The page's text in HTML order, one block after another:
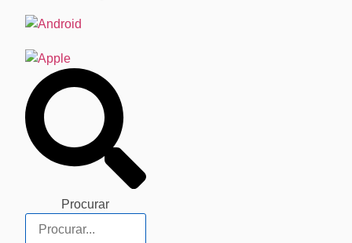
Procurar